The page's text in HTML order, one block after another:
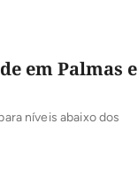
em Palmas e
níveis abaixo dos